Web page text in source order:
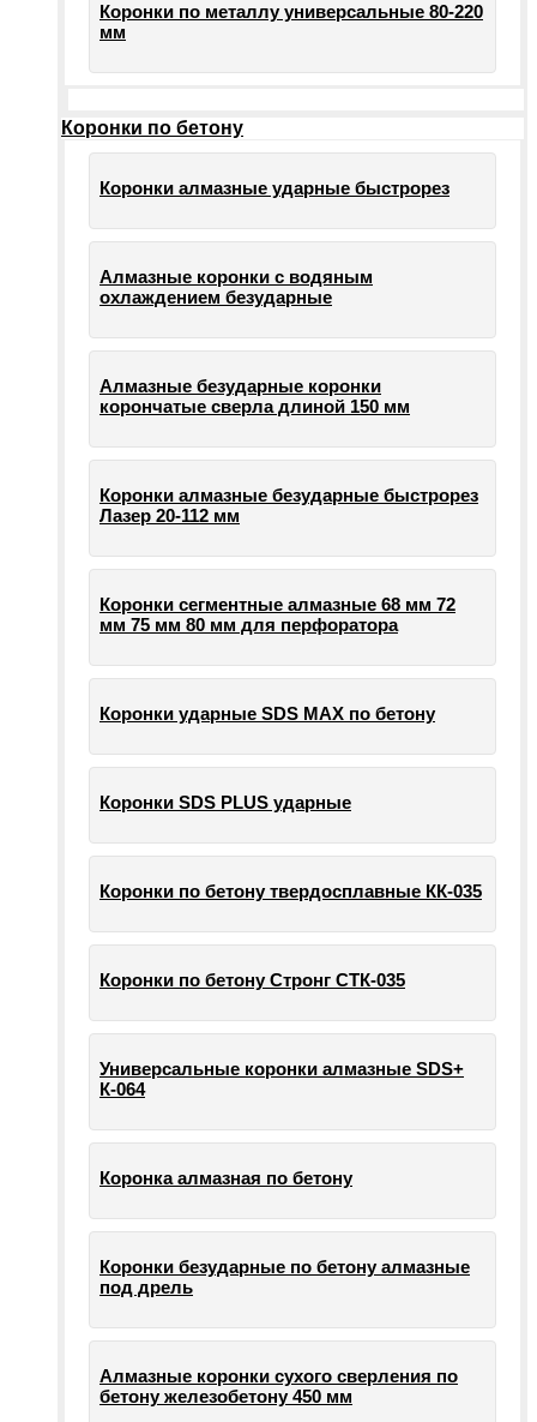
Коронки по металлу универсальные 80-220
мм
Коронки по бетону
Коронки алмазные ударные быстрорез
Алмазные коронки с водяным
охлаждением безударные
Алмазные безударные коронки
корончатые сверла длиной 150 мм
Коронки алмазные безударные быстрорез
Лазер 20-112 мм
Коронки сегментные алмазные 68 мм 72
мм 75 мм 80 мм для перфоратора
Коронки ударные SDS MAX по бетону
Коронки SDS PLUS ударные
Коронки по бетону твердосплавные КК-035
Коронки по бетону Стронг СТК-035
Универсальные коронки алмазные SDS+
К-064
Коронка алмазная по бетону
Коронки безударные по бетону алмазные
под дрель
Алмазные коронки сухого сверления по
бетону железобетону 450 мм